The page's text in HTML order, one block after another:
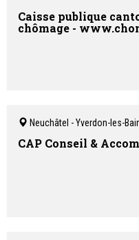
Caisse publique
chômage -
Neuchâtel - Yverdon-les-
CAP Conseil &